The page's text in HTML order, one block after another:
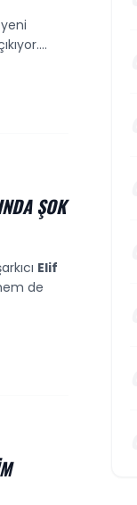
ŞOK
Elif
de